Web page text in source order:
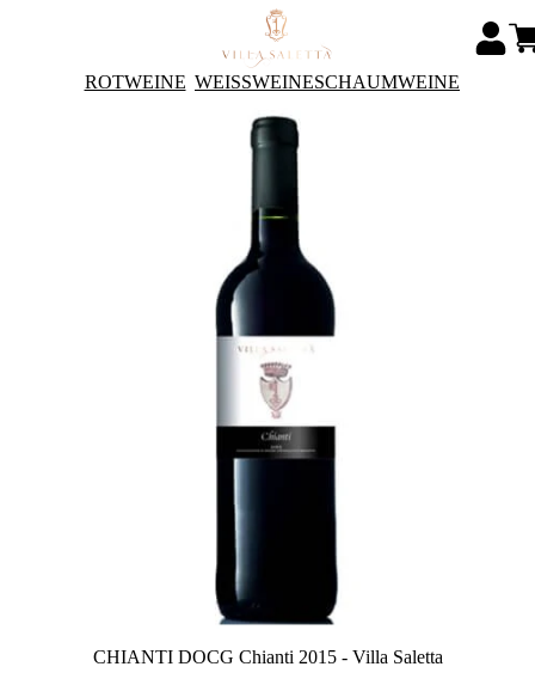
ROTWEINE WEISSWEINESCHAUMWEINE
CHIANTI DOCG Chianti 2015 - Villa Saletta